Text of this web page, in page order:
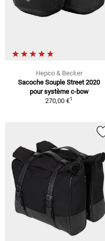
Hepco & Becker
Sacoche Souple Street 2020
pour système c-bow
270,00 €1